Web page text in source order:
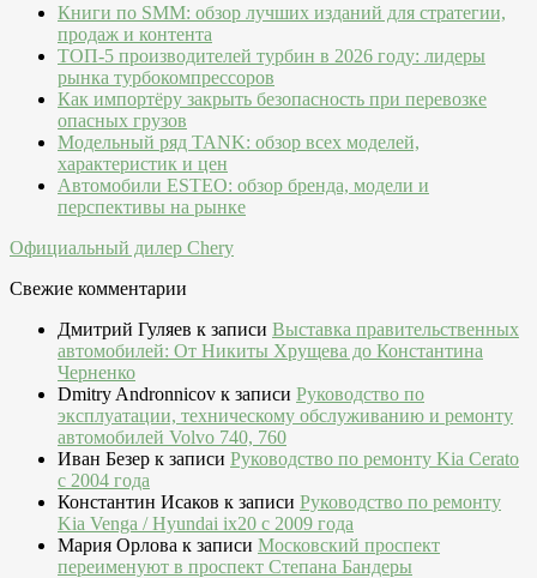
Книги по SMM: обзор лучших изданий для стратегии,
продаж и контента
ТОП-5 производителей турбин в 2026 году: лидеры
рынка турбокомпрессоров
Как импортёру закрыть безопасность при перевозке
опасных грузов
Модельный ряд TANK: обзор всех моделей,
характеристик и цен
Автомобили ESTEO: обзор бренда, модели и
перспективы на рынке
Официальный дилер Chery
Свежие комментарии
Дмитрий Гуляев к записи Выставка правительственных
автомобилей: От Никиты Хрущева до Константина
Черненко
Dmitry Andronnicov к записи Руководство по
эксплуатации, техническому обслуживанию и ремонту
автомобилей Volvo 740, 760
Иван Безер к записи Руководство по ремонту Kia Cerato
c 2004 года
Константин Исаков к записи Руководство по ремонту
Kia Venga / Hyundai ix20 c 2009 года
Мария Орлова к записи Московский проспект
переименуют в проспект Степана Бандеры